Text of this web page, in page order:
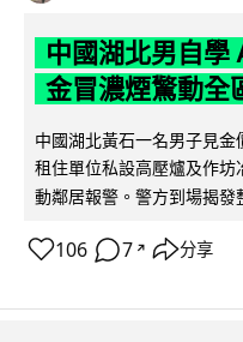
中國湖北男自學
金冒濃煙驚動全
中國湖北黃石一名男子見
租住單位私設高壓爐及作
動鄰居報警。警方到場揭發
106 7 ↗ 分享